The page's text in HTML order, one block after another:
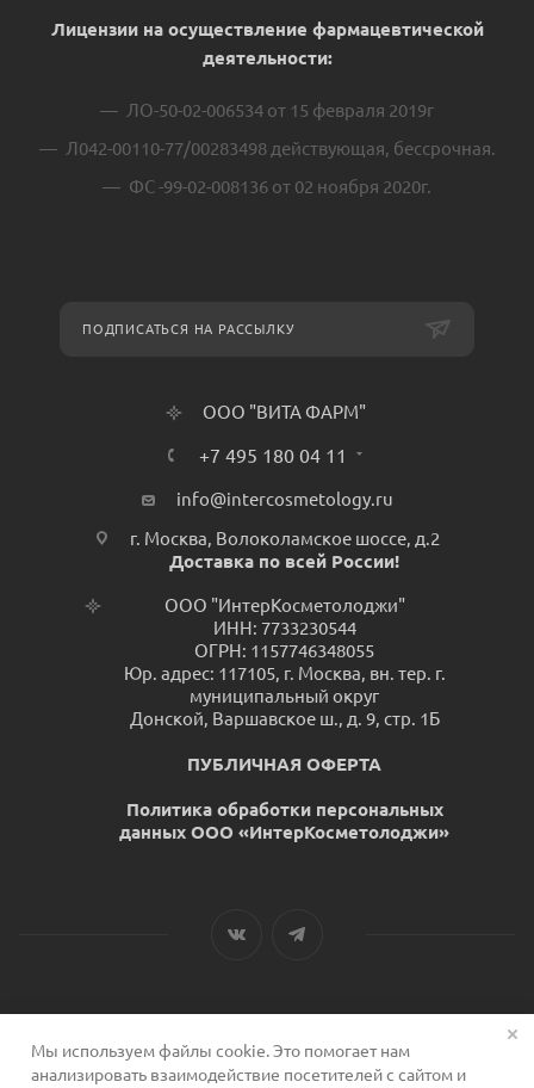
Лицензии на осуществление фармацевтической
деятельности:
ЛО-50-02-006534 от 15 февраля 2019г
Л042-00110-77/00283498 действующая, бессрочная.
ФС -99-02-008136 от 02 ноября 2020г.
ПОДПИСАТЬСЯ НА РАССЫЛКУ
ООО "ВИТА ФАРМ"
+7 495 180 04 11
info@intercosmetology.ru
г. Москва, Волоколамское шоссе, д.2
Доставка по всей России!
ООО "ИнтерКосметолоджи"
ИНН: 7733230544
ОГРН: 1157746348055
Юр. адрес: 117105, г. Москва, вн. тер. г.
муниципальный округ
Донской, Варшавское ш., д. 9, стр. 1Б
ПУБЛИЧНАЯ ОФЕРТА
Политика обработки персональных
данных ООО «ИнтерКосметолоджи»
2026 © Сервис для косметологов
Мы используем файлы cookie. Это помогает нам
анализировать взаимодействие посетителей с сайтом и